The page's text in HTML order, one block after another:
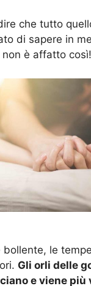
che tutto
di sapere in
non è affatto così!
bollente, le
Gli orli delle
e viene più